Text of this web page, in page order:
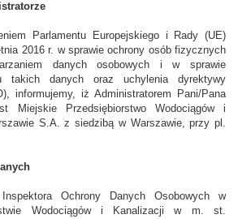
Parlamentu Europejskiego i Rady (UE)
2016 r. w sprawie ochrony osób fizycznych
danych osobowych i w sprawie
takich danych oraz uchylenia dyrektywy
informujemy, iż Administratorem Pani/Pana
Miejskie Przedsiębiorstwo Wodociągów i
S.A. z siedzibą w Warszawie, przy pl.
Ochrony Danych Osobowych w
Wodociągów i Kanalizacji w m. st.